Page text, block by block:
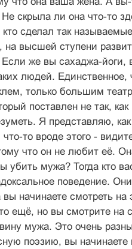
скрыла ли она что-то
сделал так
высшей ступени
Если же вы сахаджа-
людей.
только большим
поставлен не так,
Я представляю,
то вроде этого -
что он не любит её.
мужа? Тогда кто
поведение.
вы начинаете смотреть
ещё, но вы смотрите на
мужа. Это очень
поэзию, вы